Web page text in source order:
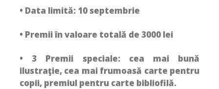
• Data limită: 10 septembrie
• Premii în valoare totală de 3000 lei
• 3 Premii speciale: cea mai bună
ilustraţie, cea mai frumoasă carte pentru
copii, premiul pentru carte bibliofilă.